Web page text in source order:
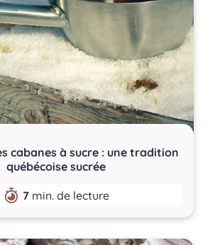
cabanes à sucre : une tradition
québécoise sucrée
7min. de lecture